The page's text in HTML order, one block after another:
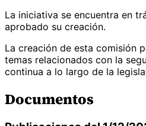
La iniciativa se encuentra en
aprobado su creación.
La creación de esta comisión
temas relacionados con la
continua a lo largo de la
Documentos